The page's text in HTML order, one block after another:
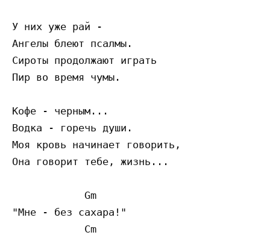
У них уже рай -
Ангелы блеют псалмы.
Сироты продолжают играть
Пир во время чумы.
Кофе - черным...
Водка - горечь души.
Моя кровь начинает говорить,
Она говорит тебе, жизнь...
            Gm
"Мне - без сахара!"
            Cm